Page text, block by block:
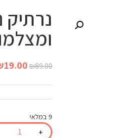
נרתיק
₪89.00
19.00
9 במלאי
+